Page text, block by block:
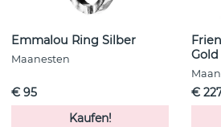
Emmalou Ring Silber
Maanesten
€ 95
Kaufen!
Gold
€